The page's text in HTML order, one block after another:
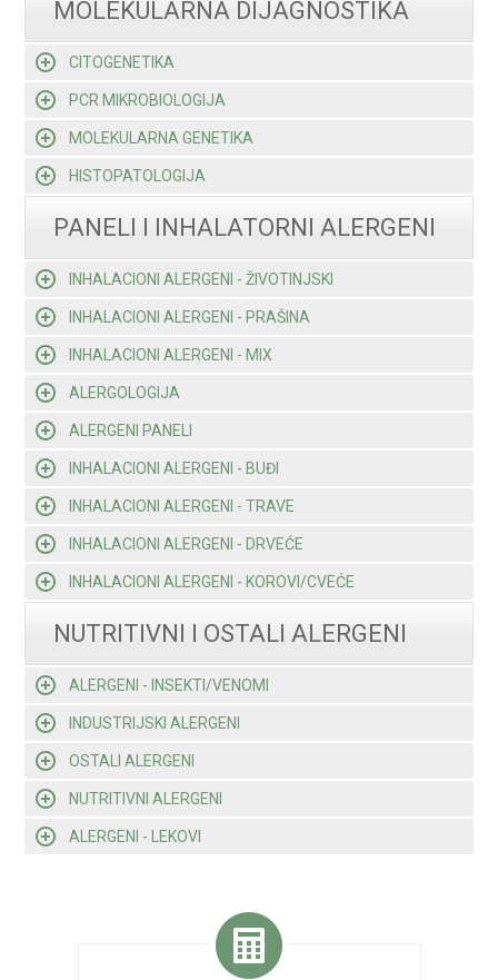
MOLEKULARNA DIJAGNOSTIKA
CITOGENETIKA
PCR MIKROBIOLOGIJA
MOLEKULARNA GENETIKA
HISTOPATOLOGIJA
PANELI I INHALATORNI ALERGENI
INHALACIONI ALERGENI - ŽIVOTINJSKI
INHALACIONI ALERGENI - PRAŠINA
INHALACIONI ALERGENI - MIX
ALERGOLOGIJA
ALERGENI PANELI
INHALACIONI ALERGENI - BUĐI
INHALACIONI ALERGENI - TRAVE
INHALACIONI ALERGENI - DRVEĆE
INHALACIONI ALERGENI - KOROVI/CVEĆE
NUTRITIVNI I OSTALI ALERGENI
ALERGENI - INSEKTI/VENOMI
INDUSTRIJSKI ALERGENI
OSTALI ALERGENI
NUTRITIVNI ALERGENI
ALERGENI - LEKOVI